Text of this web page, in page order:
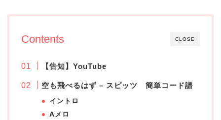
CLOSE
Contents
【告知】YouTube
空も飛べるはず – スピッツ 簡単コード譜
イントロ
Aメロ